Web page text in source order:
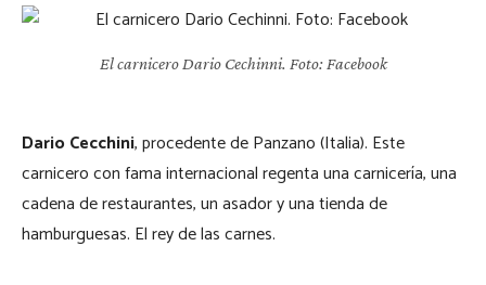
El carnicero Dario Cechinni. Foto: Facebook
Dario Cecchini, procedente de Panzano (Italia). Este
carnicero con fama internacional regenta una carnicería, una
cadena de restaurantes, un asador y una tienda de
hamburguesas. El rey de las carnes.